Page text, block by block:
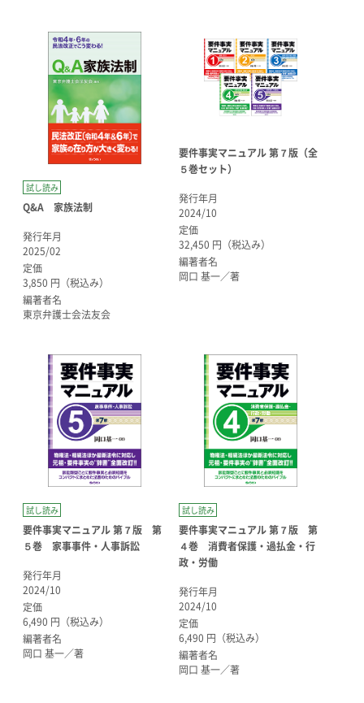
試し読み
Q&A 家族法制
発行年月
2025/02
定価
3,850 円（税込み）
編著者名
東京弁護士会法友会
要件事実マニュアル 第７版（全
５巻セット）
発行年月
2024/10
定価
32,450 円（税込み）
編著者名
岡口 基一／著
試し読み
要件事実マニュアル 第７版 第
５巻 家事事件・人事訴訟
発行年月
2024/10
定価
6,490 円（税込み）
編著者名
岡口 基一／著
試し読み
要件事実マニュアル 第７版 第
４巻 消費者保護・過払金・行
政・労働
発行年月
2024/10
定価
6,490 円（税込み）
編著者名
岡口 基一／著